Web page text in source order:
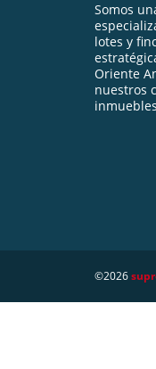
Somos
lotes y
Oriente
nuestros
©2026